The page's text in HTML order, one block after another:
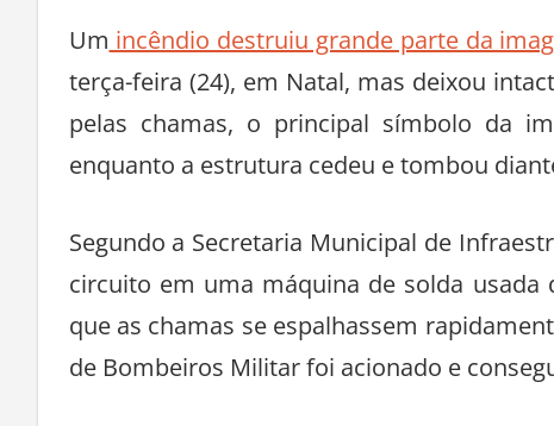
Um incêndio destruiu grande parte da
terça-feira (24), em Natal, mas deixou
pelas chamas, o principal símbolo da
enquanto a estrutura cedeu e tombou
Segundo a Secretaria Municipal de
circuito em uma máquina de solda
que as chamas se espalhassem
de Bombeiros Militar foi acionado e